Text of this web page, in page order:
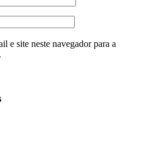
e site neste navegador para a